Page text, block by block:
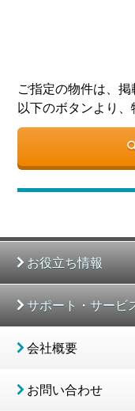
ご指定の物件は、掲
以下のボタンより、
お役立ち情報
サポート・サービ
会社概要
お問い合わせ